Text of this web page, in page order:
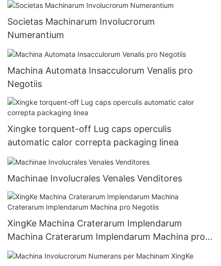
Societas Machinarum Involucrorum
Numerantium
Machina Automata Insacculorum Venalis pro
Negotiis
Xingke torquent-off Lug caps operculis
automatic calor correpta packaging linea
Machinae Involucrales Venales Venditores
XingKe Machina Craterarum Implendarum
Machina Craterarum Implendarum Machina pro
Negotiis